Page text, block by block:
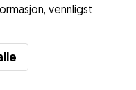
Se mer
vennligst